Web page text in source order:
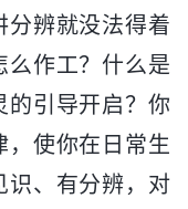
分辨就没法得着
么作工？什么是
的引导开启？你
，使你在日常生
识、有分辨，对